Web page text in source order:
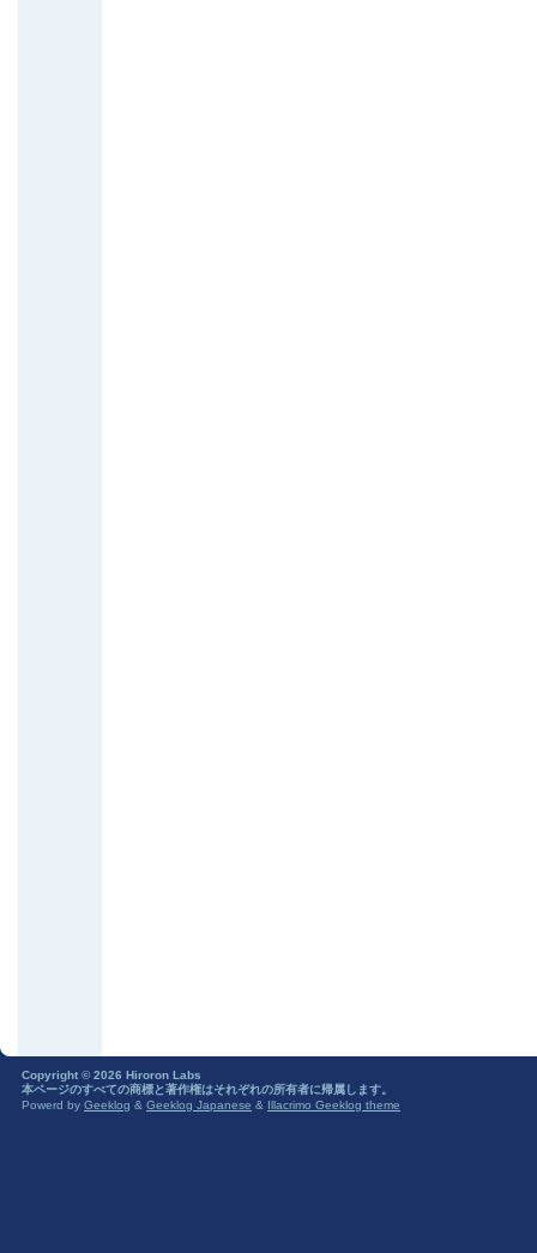
Copyright © 2026 Hiroron Labs
本ページのすべての商標と著作権はそれぞれの所有者に帰属します。
Powerd by Geeklog & Geeklog Japanese & Illacrimo Geeklog theme